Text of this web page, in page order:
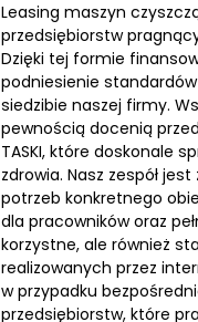
Leasing maszyn
przedsiębiorstw
Dzięki tej formie
podniesienie
siedzibie naszej firmy.
pewnością docenią
TASKI, które doskonale
zdrowia. Nasz zespół
potrzeb konkretnego
dla pracowników oraz
korzystne, ale również
realizowanych przez
w przypadku
przedsiębiorstw, które